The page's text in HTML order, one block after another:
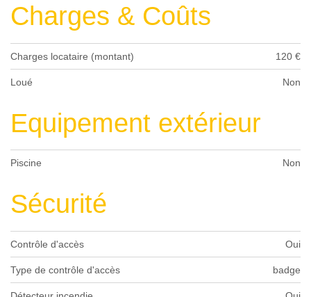
Charges & Coûts
Charges locataire (montant) 120 €
Loué Non
Equipement extérieur
Piscine Non
Sécurité
Contrôle d'accès Oui
Type de contrôle d'accès badge